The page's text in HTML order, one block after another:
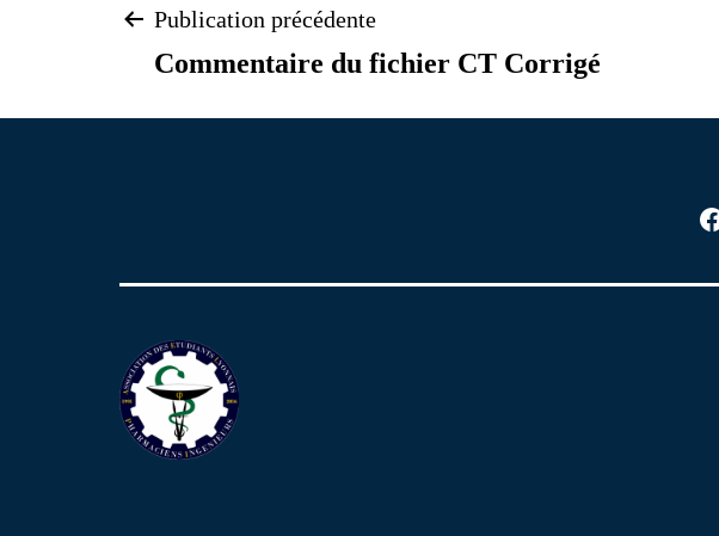
Navigation
de
Publication précédente
Commentaire du fichier CT Corrigé